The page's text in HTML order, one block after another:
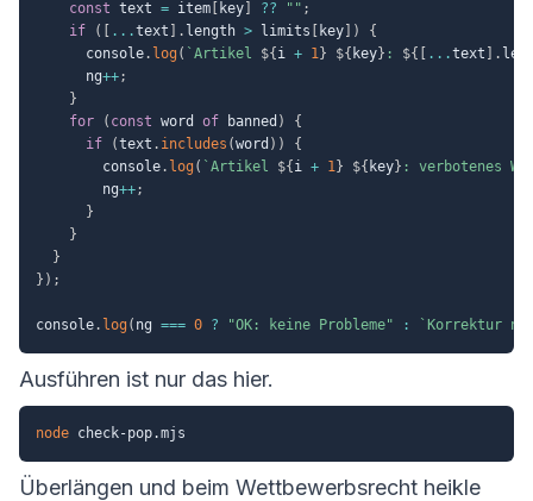
const text = item key ?? "" ;
if
( ...text . length > limits key )
{
      console
. log ( ` Artikel ${ i + 1} ${ key} : ${ ...text .
      ng
++;
}
for
( const word of banned )
{
if
(text . includes (word ) )
{
        console
. log ( ` Artikel ${ i + 1} ${ key} : verbotenes
        ng
++;
}
}
}
} ) ;
console. log ( ng === 0 ? "OK: keine Probleme" : ` Korrektur
Ausführen ist nur das hier.
node
Überlängen und beim Wettbewerbsrecht heikle